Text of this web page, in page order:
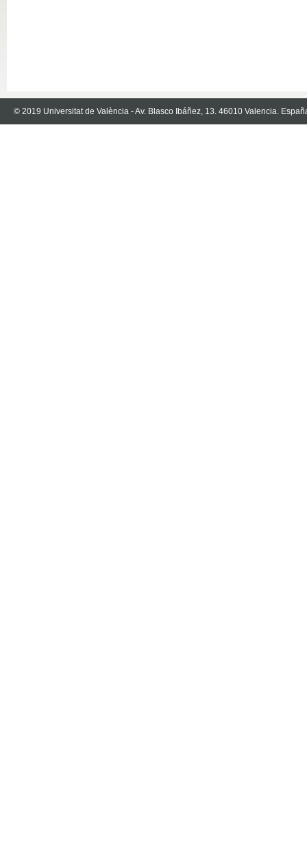
© 2019 Universitat de València - Av. Blasco Ibáñez, 13. 46010 Valencia.